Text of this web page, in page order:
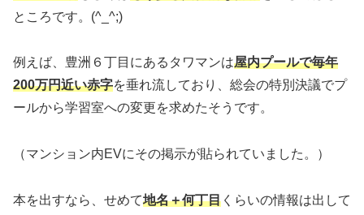
ところです。(^_^;)
例えば、豊洲６丁目にあるタワマンは屋内プールで毎年
200万円近い赤字を垂れ流しており、総会の特別決議でプ
ールから学習室への変更を求めたそうです。
（マンション内EVにその掲示が貼られていました。）
本を出すなら、せめて地名＋何丁目 くらいの情報は出して